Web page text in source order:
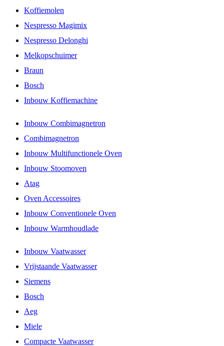
Koffiemolen
Nespresso Magimix
Nespresso Delonghi
Melkopschuimer
Braun
Bosch
Inbouw Koffiemachine
Inbouw Combimagnetron
Combimagnetron
Inbouw Multifunctionele Oven
Inbouw Stoomoven
Atag
Oven Accessoires
Inbouw Conventionele Oven
Inbouw Warmhoudlade
Inbouw Vaatwasser
Vrijstaande Vaatwasser
Siemens
Bosch
Aeg
Miele
Compacte Vaatwasser